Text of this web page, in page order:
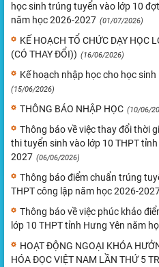
học sinh trúng tuyển vào lớp 10
năm học 2026-2027 (01/07/2026)
KẾ HOẠCH TỔ CHỨC DẠY HỌC
(CÓ THAY ĐỔI)) (16/06/2026)
Kế hoạch nhập học cho học
(15/06/2026)
THÔNG BÁO NHẬP HỌC (10/06/
Thông báo về việc thay đổi thời
thi tuyển sinh vào lớp 10 THPT
2027 (06/06/2026)
Thông báo điểm chuẩn trúng
THPT công lập năm học 2026-
Thông báo về việc phúc khảo
lớp 10 THPT tỉnh Hưng Yên năm
HOẠT ĐỘNG NGOẠI KHÓA
HÓA ĐỌC VIỆT NAM LẦN THỨ 5